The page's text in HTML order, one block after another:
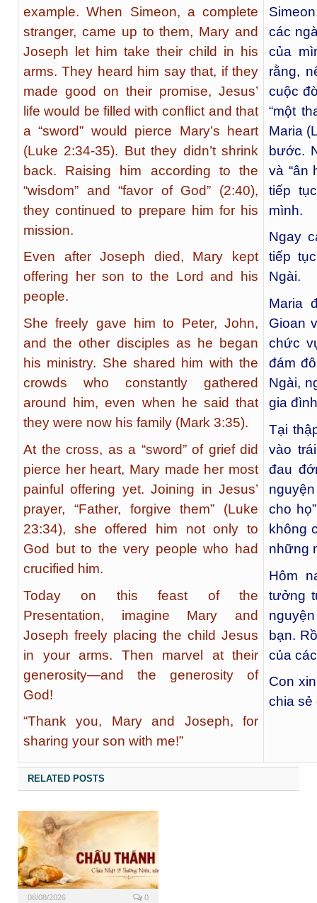
example. When Simeon, a complete
stranger, came up to them, Mary and
Joseph let him take their child in his
arms. They heard him say that, if they
made good on their promise, Jesus’
life would be filled with conflict and that
a “sword” would pierce Mary’s heart
(Luke 2:34-35). But they didn’t shrink
back. Raising him according to the
“wisdom” and “favor of God” (2:40),
they continued to prepare him for his
mission.
Even after Joseph died, Mary kept
offering her son to the Lord and his
people.
She freely gave him to Peter, John,
and the other disciples as he began
his ministry. She shared him with the
crowds who constantly gathered
around him, even when he said that
they were now his family (Mark 3:35).
At the cross, as a “sword” of grief did
pierce her heart, Mary made her most
painful offering yet. Joining in Jesus’
prayer, “Father, forgive them” (Luke
23:34), she offered him not only to
God but to the very people who had
crucified him.
Today on this feast of the
Presentation, imagine Mary and
Joseph freely placing the child Jesus
in your arms. Then marvel at their
generosity—and the generosity of
God!
“Thank you, Mary and Joseph, for
sharing your son with me!”
các
của
rằng,
cuộc
“một
Maria
bước.
và “ân
tiếp
mình.
Ngay
tiếp
Ngài.
Maria
Gioan
chức
đám
Ngài,
gia
Tại
vào
đau
cho
không
những
Hôm
tưởng
bạn.
của
Con
chia sẻ
RELATED POSTS
08/08/2026 0